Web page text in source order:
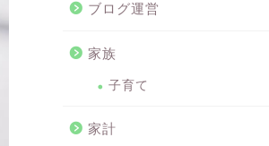
ブログ運営
家族
子育て
家計